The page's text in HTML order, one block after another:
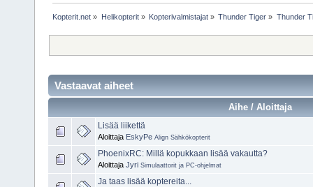
Kopterit.net » Helikopterit» Kopterivalmistajat» Thunder Tiger » Thunder
Vastaavat aiheet
Aihe / Aloittaja
Lisää liikettä
Aloittaja EskyPe Align Sähkökopterit
PhoenixRC: Millä kopukkaan lisää vakautta?
Aloittaja Jyri Simulaattorit ja PC-ohjelmat
Ja taas lisää koptereita...